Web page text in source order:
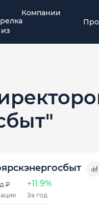
Компании
₽ +11.9%
За год